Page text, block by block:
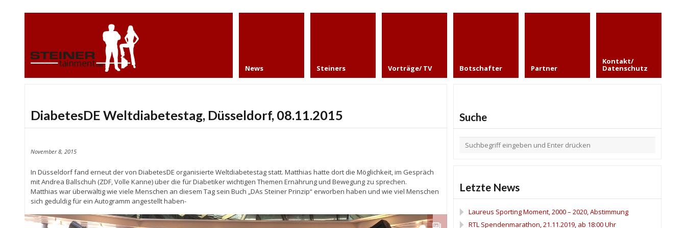
News Steiners Vorträge/ TV Botschafter Partner
Kontakt/
Datenschutz
DiabetesDE Weltdiabetestag, Düsseldorf, 08.11.2015
November 8, 2015
In Düsseldorf fand erneut der von DiabetesDE organisierte Weltdiabetestag statt. Matthias hatte dort die Möglichkeit, im Gespräch
mit Andrea Ballschuh (ZDF, Volle Kanne) über die für Diabetiker wichtigen Themen Ernährung und Bewegung zu sprechen.
Matthias war überwältig wie viele Menschen an diesem Tag sein Buch „DAs Steiner Prinzip“ erworben haben und wie viel Menschen
sich geduldig für ein Autogramm angestellt haben-
Suche
Letzte News
Laureus Sporting Moment, 2000 – 2020, Abstimmung
RTL Spendenmarathon, 21.11.2019, ab 18:00 Uhr